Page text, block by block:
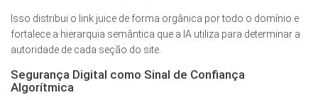
Isso distribui o link juice de forma orgânica por todo o domínio e
fortalece a hierarquia semântica que a IA utiliza para determinar a
autoridade de cada seção do site.
Segurança Digital como Sinal de Confiança
Algorítmica